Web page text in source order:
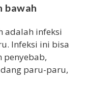
bawah
adalah infeksi
Infeksi ini bisa
penyebab,
paru-paru,